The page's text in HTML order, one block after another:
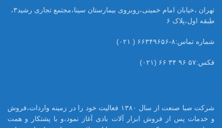
تهران ،خیابان امام خمینی،روبروی بیمارستان سینا،مجتمع تجاری رشید۳،
طبقه اول،پلاک ۶
شماره تماس:۸-۶۶۳۴۹۶۵۶ ( ۰۲۱)
فکس:۵۷ ۹۶ ۳۴ ۶۶ (۰۲۱)
شرکت صبا صنعت از سال ۱۳۸۰ فعالیت خود را در زمینه واردات،فروش
و خدمات پس از فروش ابزار آلات بادی آغاز نمود،و با پشتکار و همت